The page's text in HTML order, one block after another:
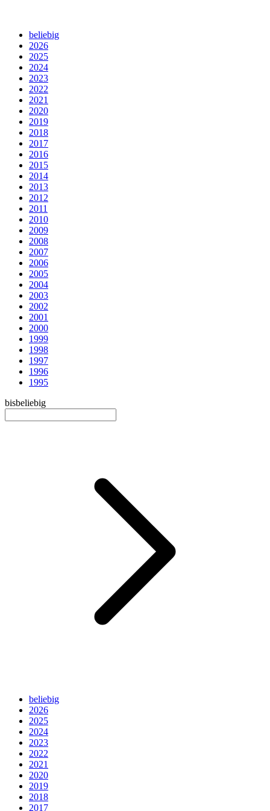
beliebig
2026
2025
2024
2023
2022
2021
2020
2019
2018
2017
2016
2015
2014
2013
2012
2011
2010
2009
2008
2007
2006
2005
2004
2003
2002
2001
2000
1999
1998
1997
1996
1995
bisbeliebig
beliebig
2026
2025
2024
2023
2022
2021
2020
2019
2018
2017